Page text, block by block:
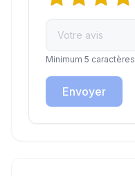
Minimum 5 caractères
Envoyer